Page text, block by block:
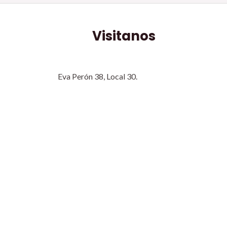
Visitanos
Eva Perón 38, Local 30.